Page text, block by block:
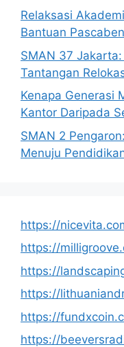
Relaksasi
Bantuan
SMAN 37
Tantangan
Kenapa Generasi
Kantor Daripada
SMAN 2
Menuju
https://
https://
https://
https://
https://
https://